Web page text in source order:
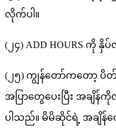
လိုက်ပါ။
(၂၄) ADD HOURS ကို နှိ
(၂၅) ကျွန်တော်ကတော့
အပြာတွေပေးပြီး အချိန်ကို
ပါသည်။ မိမိဆိုင်ရဲ့ အချိ